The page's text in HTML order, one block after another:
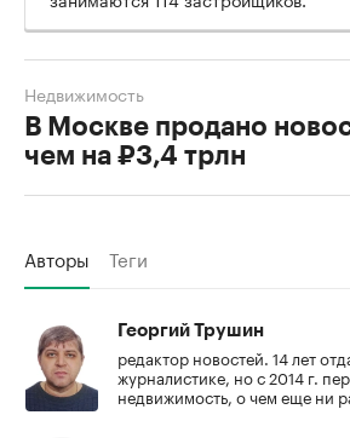
В Москве продано
чем на ₽3,4 трлн
Недвижимость
Авторы Теги
Георгий Трушин
редактор новостей. 14 лет
журналистике, но с 2014 г.
недвижимость, о чем еще ни